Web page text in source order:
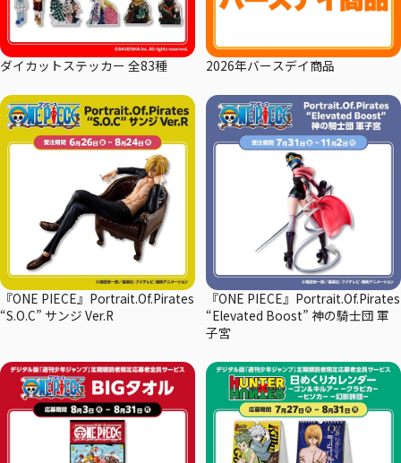
ダイカットステッカー 全83種 2026年バースデイ商品
『ONE PIECE』Portrait.Of.Pirates
“S.O.C” サンジ Ver.R
『ONE PIECE』Portrait.Of.Pirates
“Elevated Boost” 神の騎士団 軍
子宮